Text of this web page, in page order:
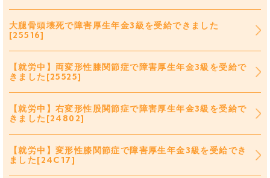
大腿骨頭壊死で障害厚生年金3級を受給できました
[25516]
【就労中】両変形性膝関節症で障害厚生年金3級を受給で
きました[25525]
【就労中】右変形性股関節症で障害厚生年金3級を受給で
きました[24802]
【就労中】変形性膝関節症で障害厚生年金3級を受給でき
ました[24C17]